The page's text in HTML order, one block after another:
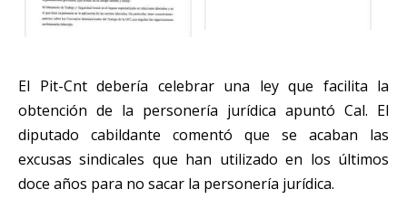
El Pit-Cnt debería celebrar una ley que facilita la
obtención de la personería jurídica apuntó Cal. El
diputado cabildante comentó que se acaban las
excusas sindicales que han utilizado en los últimos
doce años para no sacar la personería jurídica.